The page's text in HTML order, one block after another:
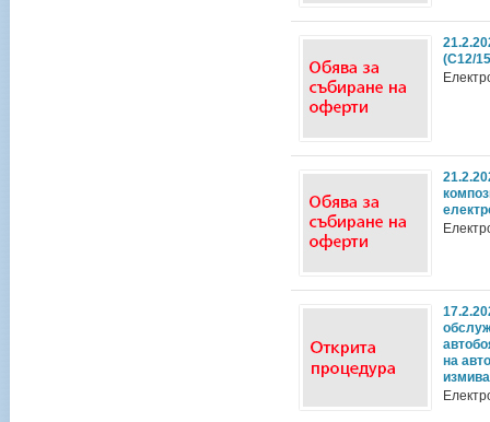
(С12/
на